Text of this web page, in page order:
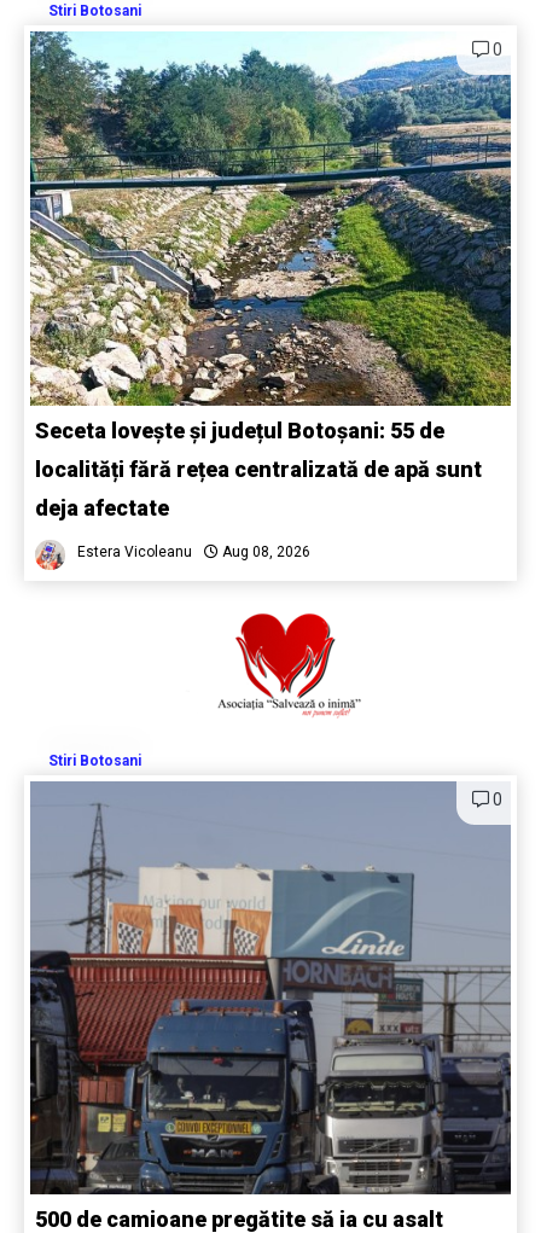
Stiri Botosani
0
Seceta lovește și județul Botoșani: 55 de
localități fără rețea centralizată de apă sunt
deja afectate
Estera Vicoleanu Aug 08, 2026
Stiri Botosani
0
500 de camioane pregătite să ia cu asalt